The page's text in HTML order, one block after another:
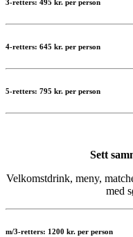
3-retters: 495 kr. per person
4-retters: 645 kr. per person
5-retters: 795 kr. per person
Sett
Velkomstdrink, meny,
med
m/3-retters: 1200 kr. per person